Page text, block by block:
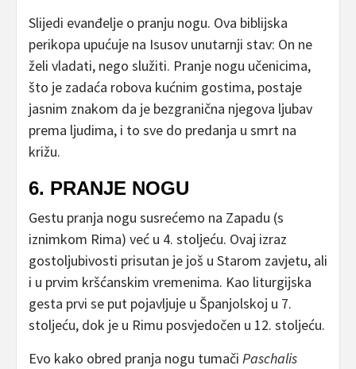
Slijedi evanđelje o pranju nogu. Ova biblijska
perikopa upućuje na Isusov unutarnji stav: On ne
želi vladati, nego služiti. Pranje nogu učenicima,
što je zadaća robova kućnim gostima, postaje
jasnim znakom da je bezgranična njegova ljubav
prema ljudima, i to sve do predanja u smrt na
križu.
6. PRANJE NOGU
Gestu pranja nogu susrećemo na Zapadu (s
iznimkom Rima) već u 4. stoljeću. Ovaj izraz
gostoljubivosti prisutan je još u Starom zavjetu, ali
i u prvim kršćanskim vremenima. Kao liturgijska
gesta prvi se put pojavljuje u Španjolskoj u 7.
stoljeću, dok je u Rimu posvjedočen u 12. stoljeću.
Evo kako obred pranja nogu tumači Paschalis